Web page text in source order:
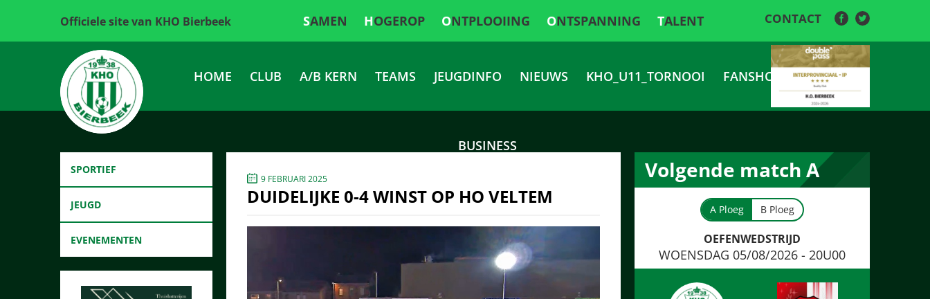
Officiele site van KHO Bierbeek SAMEN HOGEROP ONTPLOOIING ONTSPANNING TALENT CONTACT
HOME CLUB A/B KERN TEAMS JEUGDINFO NIEUWS KHO_U11_TORNOOI FANSHOP
BUSINESS
SPORTIEF
JEUGD
EVENEMENTEN
9 FEBRUARI 2025
DUIDELIJKE 0-4 WINST OP HO VELTEM
Volgende match A
A Ploeg B Ploeg
OEFENWEDSTRIJD
WOENSDAG 05/08/2026 - 20U00